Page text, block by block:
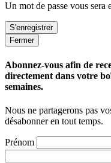
Un mot de passe vous sera
Fermer
Abonnez-vous afin de
directement dans votre
semaines.
Nous ne partagerons pas
désabonner en tout temps.
Prénom